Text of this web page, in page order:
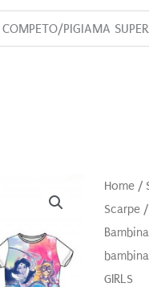
COMPETO/PIGIAMA
Home/
Scarpe/
Bambina
bambina
GIRLS